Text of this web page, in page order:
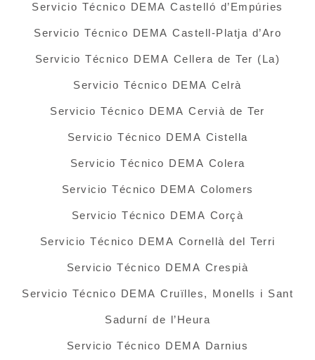
Servicio Técnico DEMA Castelló d’Empúries
Servicio Técnico DEMA Castell-Platja d’Aro
Servicio Técnico DEMA Cellera de Ter (La)
Servicio Técnico DEMA Celrà
Servicio Técnico DEMA Cervià de Ter
Servicio Técnico DEMA Cistella
Servicio Técnico DEMA Colera
Servicio Técnico DEMA Colomers
Servicio Técnico DEMA Corçà
Servicio Técnico DEMA Cornellà del Terri
Servicio Técnico DEMA Crespià
Servicio Técnico DEMA Cruïlles, Monells i Sant
Sadurní de l’Heura
Servicio Técnico DEMA Darnius